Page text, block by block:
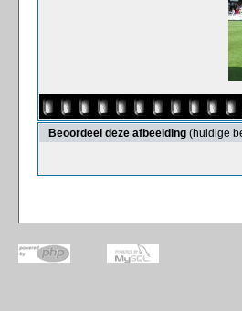
Beoordeel deze afbeelding (huidige